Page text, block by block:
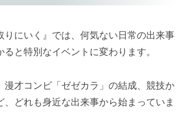
りにいく』では、何気ない日常の出来事
と特別なイベントに変わります。
漫才コンビ「ゼゼカラ」の結成、競技か
、どれも身近な出来事から始まっていま